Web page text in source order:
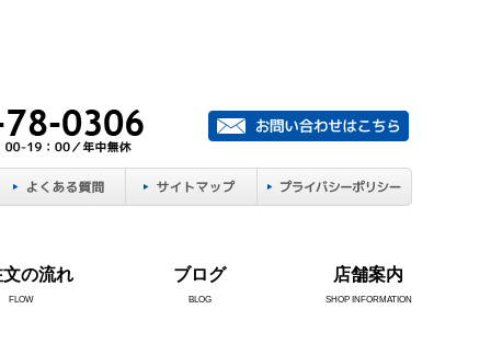
文の流れ
FLOW
ブログ
BLOG
店舗案内
SHOP INFORMATION